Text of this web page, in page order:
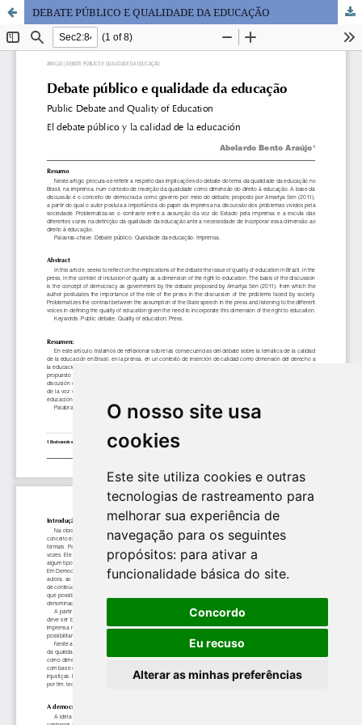
O nosso site usa
cookies
Este site utiliza cookies e outras
tecnologias de rastreamento para
melhorar sua experiência de
navegação para os seguintes
propósitos: para ativar a
funcionalidade básica do site.
Concordo
Eu recuso
Alterar as minhas preferências
DEBATE PÚBLICO E QUALIDADE DA EDUCAÇÃO